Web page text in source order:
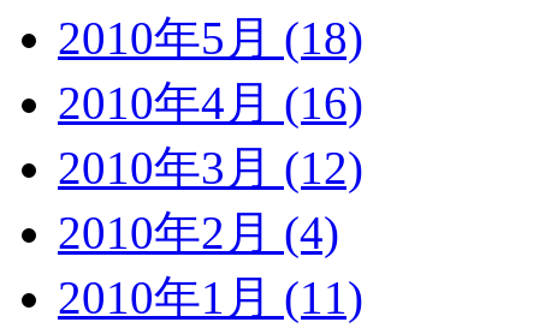
2010年5月 (18)
2010年4月 (16)
2010年3月 (12)
2010年2月 (4)
2010年1月 (11)